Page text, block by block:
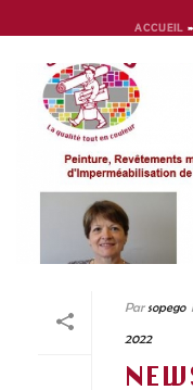
ACCUEIL »
Par sopego
2022